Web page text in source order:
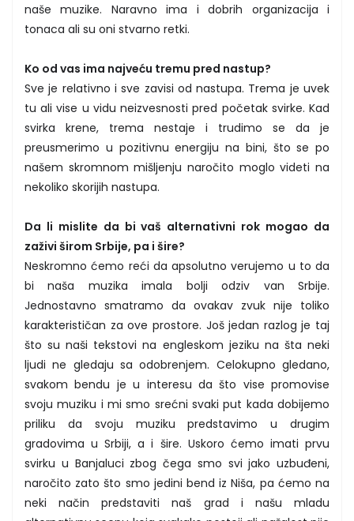
naše muzike. Naravno ima i dobrih organizacija i
tonaca ali su oni stvarno retki.
Ko od vas ima najveću tremu pred nastup?
Sve je relativno i sve zavisi od nastupa. Trema je uvek
tu ali vise u vidu neizvesnosti pred početak svirke. Kad
svirka krene, trema nestaje i trudimo se da je
preusmerimo u pozitivnu energiju na bini, što se po
našem skromnom mišljenju naročito moglo videti na
nekoliko skorijih nastupa.
Da li mislite da bi vaš alternativni rok mogao da
zaživi širom Srbije, pa i šire?
Neskromno ćemo reći da apsolutno verujemo u to da
bi naša muzika imala bolji odziv van Srbije.
Jednostavno smatramo da ovakav zvuk nije toliko
karakterističan za ove prostore. Još jedan razlog je taj
što su naši tekstovi na engleskom jeziku na šta neki
ljudi ne gledaju sa odobrenjem. Celokupno gledano,
svakom bendu je u interesu da što vise promovise
svoju muziku i mi smo srećni svaki put kada dobijemo
priliku da svoju muziku predstavimo u drugim
gradovima u Srbiji, a i šire. Uskoro ćemo imati prvu
svirku u Banjaluci zbog čega smo svi jako uzbuđeni,
naročito zato što smo jedini bend iz Niša, pa ćemo na
neki način predstaviti naš grad i našu mladu